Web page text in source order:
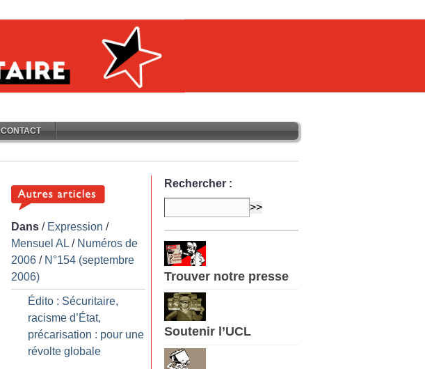
CONTACT
Dans / Expression /
Mensuel AL / Numéros de
2006 / N°154 (septembre
2006)
Édito : Sécuritaire,
racisme d’État,
précarisation : pour une
révolte globale
Rechercher :
Trouver notre presse
Soutenir l’UCL